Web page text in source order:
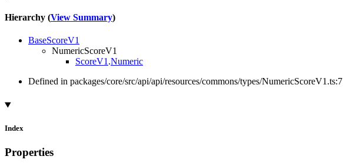
Hierarchy (View Summary)
BaseScoreV1
NumericScoreV1
ScoreV1.Numeric
Defined in packages/core/src/api/api/resources/commons/types/NumericScoreV1.ts:7
Index
Properties